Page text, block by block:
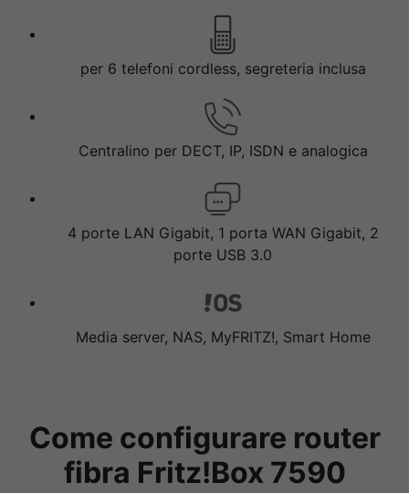
per 6 telefoni cordless, segreteria inclusa
Centralino per DECT, IP, ISDN e analogica
4 porte LAN Gigabit, 1 porta WAN Gigabit, 2
porte USB 3.0
Media server, NAS, MyFRITZ!, Smart Home
Come configurare router
fibra Fritz!Box 7590